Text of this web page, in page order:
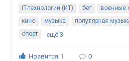
IT-технологии (ИТ) бег военные
кино
музыка популярная
спорт
ещё 3
Нравится 1 0